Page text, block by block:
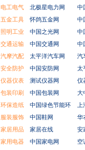
电工电气
北极星电力网
中
五金工具
怀鸽五金网
中
照明工业
中国之光网
中
交通运输
中国交通网
中
汽摩汽配
太平洋汽车网
汽
安全防护
中国安防网
太
仪器仪表
测试仪器网
仪
包装印刷
中国包装网
大
环保造纸
中国绿色节能环
上
服装服饰
中国鞋网
华
家居用品
家居在线
安
家用电器
中国家电网
空